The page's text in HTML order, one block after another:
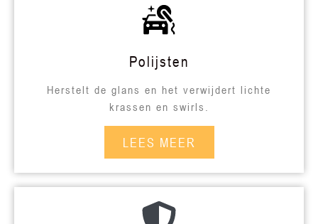
Polijsten
Herstelt de glans en het verwijdert lichte
krassen en swirls.
LEES MEER